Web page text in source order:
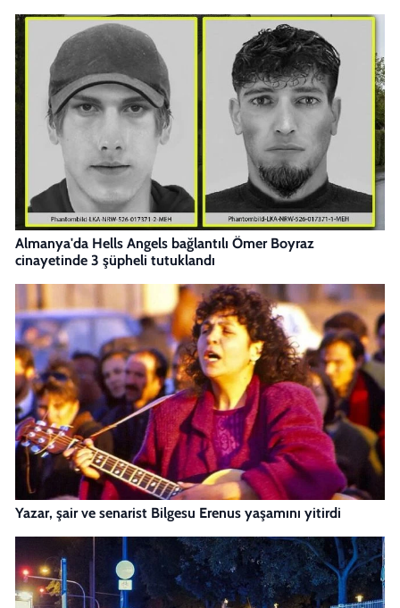
Almanya'da Hells Angels bağlantılı Ömer Boyraz
cinayetinde 3 şüpheli tutuklandı
Yazar, şair ve senarist Bilgesu Erenus yaşamını yitirdi